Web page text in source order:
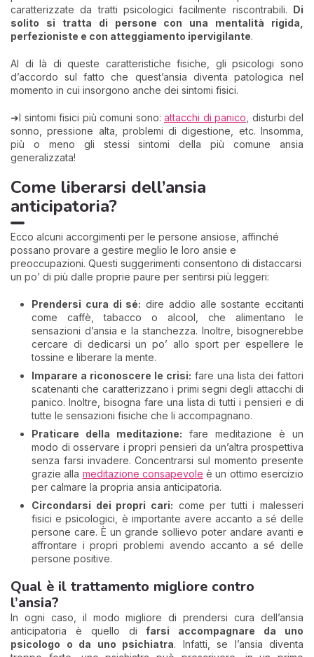
caratterizzate da tratti psicologici facilmente riscontrabili. Di
solito si tratta di persone con una mentalità rigida,
perfezioniste e con atteggiamento ipervigilante.
Al di là di queste caratteristiche fisiche, gli psicologi sono
d’accordo sul fatto che quest’ansia diventa patologica nel
momento in cui insorgono anche dei sintomi fisici.
➜I sintomi fisici più comuni sono: attacchi di panico , disturbi del
sonno, pressione alta, problemi di digestione, etc. Insomma,
più o meno gli stessi sintomi della più comune ansia
generalizzata!
Come liberarsi dell’ansia
anticipatoria?
Ecco alcuni accorgimenti per le persone ansiose, affinché
possano provare a gestire meglio le loro ansie e
preoccupazioni. Questi suggerimenti consentono di distaccarsi
un po’ di più dalle proprie paure per sentirsi più leggeri:
Prendersi cura di sé: dire addio alle sostante eccitanti
come caffè, tabacco o alcool, che alimentano le
sensazioni d’ansia e la stanchezza. Inoltre, bisognerebbe
cercare di dedicarsi un po’ allo sport per espellere le
tossine e liberare la mente.
Imparare a riconoscere le crisi: fare una lista dei fattori
scatenanti che caratterizzano i primi segni degli attacchi di
panico. Inoltre, bisogna fare una lista di tutti i pensieri e di
tutte le sensazioni fisiche che li accompagnano.
Praticare della meditazione: fare meditazione è un
modo di osservare i propri pensieri da un’altra prospettiva
senza farsi invadere. Concentrarsi sul momento presente
grazie alla meditazione consapevole è un ottimo esercizio
per calmare la propria ansia anticipatoria.
Circondarsi dei propri cari: come per tutti i malesseri
fisici e psicologici, è importante avere accanto a sé delle
persone care. È un grande sollievo poter andare avanti e
affrontare i propri problemi avendo accanto a sé delle
persone positive.
Qual è il trattamento migliore contro
l’ansia?
In ogni caso, il modo migliore di prendersi cura dell’ansia
anticipatoria è quello di farsi accompagnare da uno
psicologo o da uno psichiatra. Infatti, se l’ansia diventa